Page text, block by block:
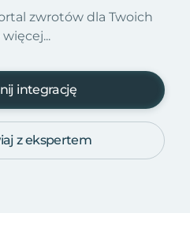
zwrotów dla Twoich
integrację
z ekspertem